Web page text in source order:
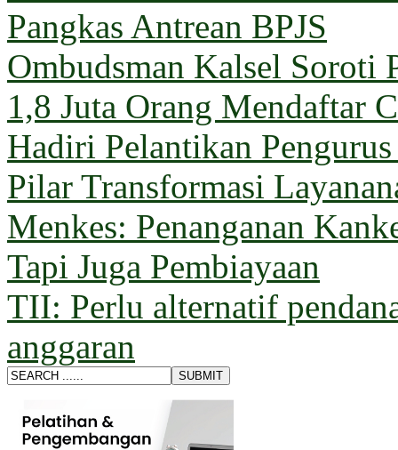
Pangkas Antrean BPJS
Ombudsman Kalsel Soroti
1,8 Juta Orang Mendaftar
Hadiri Pelantikan
Pilar Transformasi
Menkes: Penanganan
Tapi Juga Pembiayaan
TII: Perlu alternatif
anggaran